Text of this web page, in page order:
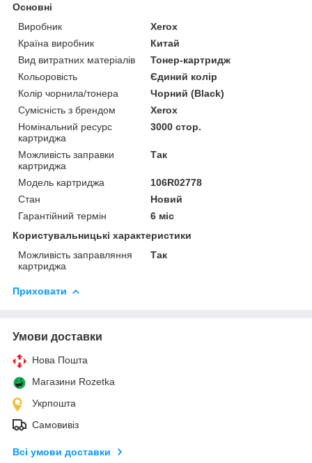
Основні
Виробник
Xerox
Країна виробник
Китай
Вид витратних матеріалів
Тонер-картридж
Кольоровість
Єдиний колір
Колір чорнила/тонера
Чорний (Black)
Сумісність з брендом
Xerox
Номінальний ресурс
картриджа
3000 стор.
Можливість заправки
картриджа
Так
Модель картриджа
106R02778
Стан
Новий
Гарантійний термін
6 міс
Користувальницькі характеристики
Можливість заправляння
картриджа
Так
Приховати
Умови доставки
Нова Пошта
Магазини Rozetka
Укрпошта
Самовивіз
Всі умови доставки